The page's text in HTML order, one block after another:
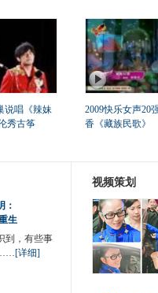
说唱《辣妹
秀古筝
2009快乐女声20
香《藏族民歌》
：
生
到，有些事
……[详细]
视频策划